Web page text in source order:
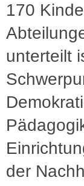
170
unterteilt
der